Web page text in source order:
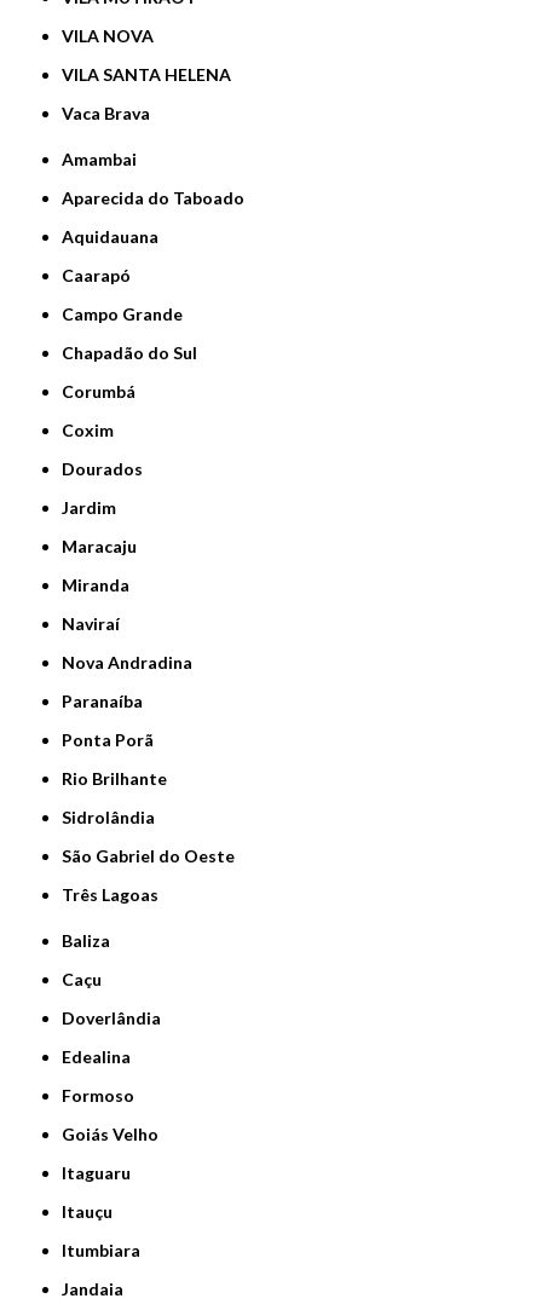
VILA NOVA
VILA SANTA HELENA
Vaca Brava
Amambai
Aparecida do Taboado
Aquidauana
Caarapó
Campo Grande
Chapadão do Sul
Corumbá
Coxim
Dourados
Jardim
Maracaju
Miranda
Naviraí
Nova Andradina
Paranaíba
Ponta Porã
Rio Brilhante
Sidrolândia
São Gabriel do Oeste
Três Lagoas
Baliza
Caçu
Doverlândia
Edealina
Formoso
Goiás Velho
Itaguaru
Itauçu
Itumbiara
Jandaia